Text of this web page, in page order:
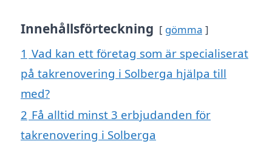
Innehållsförteckning gömma
1 Vad kan ett företag som är specialiserat
på takrenovering i Solberga hjälpa till
med?
2 Få alltid minst 3 erbjudanden för
takrenovering i Solberga